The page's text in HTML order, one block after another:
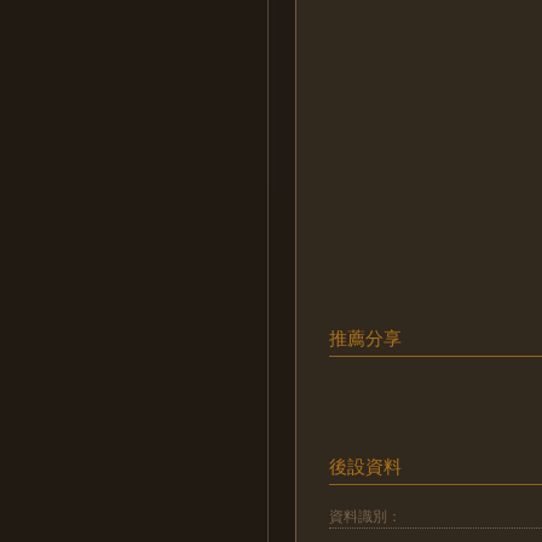
推薦分享
後設資料
資料識別：